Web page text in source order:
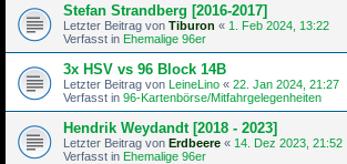
Stefan Strandberg [2016-2017]
Letzter Beitrag von Tiburon « 1. Feb 2024, 13:22
Verfasst in Ehemalige 96er
3x HSV vs 96 Block 14B
Letzter Beitrag von LeineLino « 22. Jan 2024, 21:27
Verfasst in 96-Kartenbörse/Mitfahrgelegenheiten
Hendrik Weydandt [2018 - 2023]
Letzter Beitrag von Erdbeere « 14. Dez 2023, 21:52
Verfasst in Ehemalige 96er